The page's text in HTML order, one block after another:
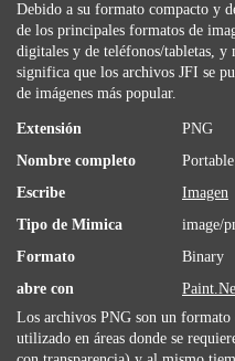
Debido a su formato compacto y
de los principales formatos de
digitales y de teléfonos/tabletas, y
significa que los archivos JFI se
de imágenes más popular.
Extensión
PNG
Nombre completo
Escribe
Imagen
Tipo de Mimica
image/
Formato
Binary
abre con
Los archivos PNG son ​​un
utilizado en áreas donde se